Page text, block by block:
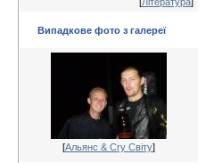
Випадкове фото з галереї
[Альянс & Cry Світу]